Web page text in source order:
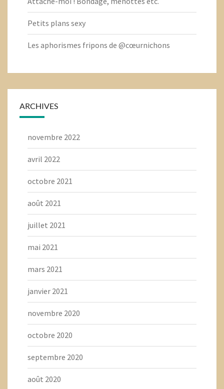
Petits plans sexy
Les aphorismes fripons de @cœurnichons
ARCHIVES
novembre 2022
avril 2022
octobre 2021
août 2021
juillet 2021
mai 2021
mars 2021
janvier 2021
novembre 2020
octobre 2020
septembre 2020
août 2020